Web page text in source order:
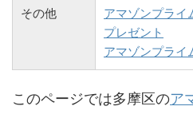
その他
アマゾンプライ
プレゼント
アマゾンプライ
このページでは多摩区のア